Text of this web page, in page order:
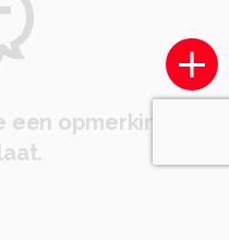
opmerking